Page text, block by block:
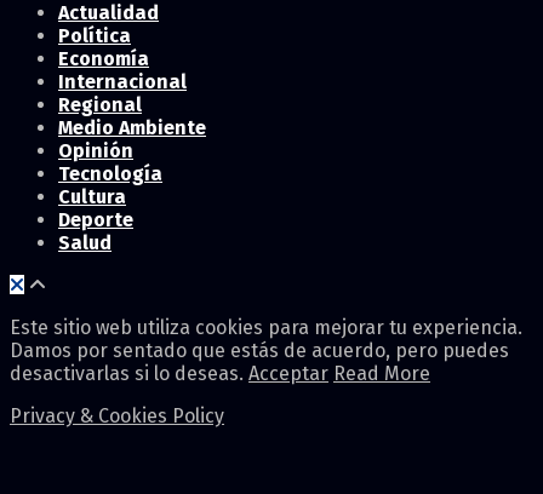
Actualidad
Política
Economía
Internacional
Regional
Medio Ambiente
Opinión
Tecnología
Cultura
Deporte
Salud
Este sitio web utiliza cookies para mejorar tu experiencia.
Damos por sentado que estás de acuerdo, pero puedes
desactivarlas si lo deseas. Acceptar Read More
Privacy & Cookies Policy